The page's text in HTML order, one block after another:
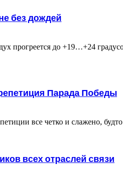
без дождей
прогреется до +19…+24
Парада Победы
все четко и слажено,
всех отраслей связи